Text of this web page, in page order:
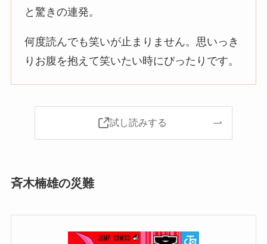
と驚きの連発。
何度読んでも笑いが止まりません。思いっき
りお腹を抱えて笑いたい時にぴったりです。
試し読みする
斉木楠雄の災難